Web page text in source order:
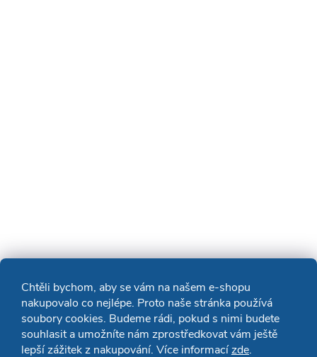
Chtěli bychom, aby se vám na našem e-shopu
nakupovalo co nejlépe. Proto naše stránka používá
soubory cookies. Budeme rádi, pokud s nimi budete
souhlasit a umožníte nám zprostředkovat vám ještě
lepší zážitek z nakupování. Více informacízde.